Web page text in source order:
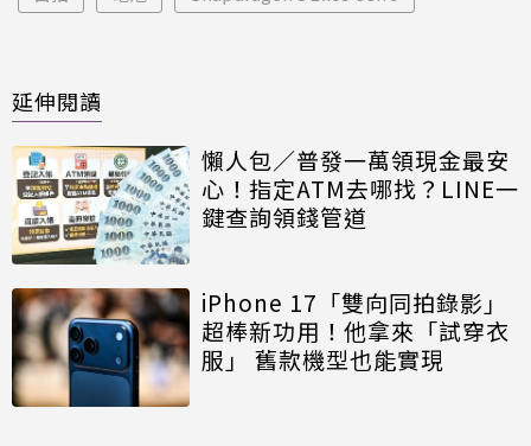
延伸閱讀
懶人包／普發一萬領現金最安
心！指定ATM去哪找？LINE一
鍵查詢領錢管道
iPhone 17「雙向同拍錄影」
超棒新功用！他拿來「試穿衣
服」 舊款機型也能實現